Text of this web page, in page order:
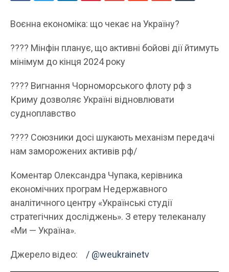
Воєнна економіка: що чекає на Україну?
???? Мінфін планує, що активні бойові дії йтимуть
мінімум до кінця 2024 року
???? Вигнання Чорноморського флоту рф з
Криму дозволяє Україні відновлювати
судноплавство
???? Союзники досі шукають механізм передачі
нам заморожених активів рф/
Коментар Олександра Чупака, керівника
економічних програм Недержавного
аналітичного центру «Українські студії
стратегічних досліджень». З етеру телеканалу
«Ми — Україна».
Джерело відео: / @weukrainetv